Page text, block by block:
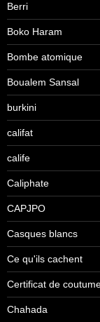
Berri
Boko Haram
Bombe atomique
Boualem Sansal
burkini
califat
calife
Caliphate
CAPJPO
Casques blancs
Ce qu'ils cachent
Certificat de
Chahada